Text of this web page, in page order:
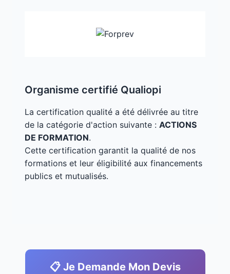
Organisme certifié Qualiopi
La certification qualité a été délivrée au titre
de la catégorie d'action suivante : ACTIONS
DE FORMATION.
Cette certification garantit la qualité de nos
formations et leur éligibilité aux financements
publics et mutualisés.
📋 Je Demande Mon Devis